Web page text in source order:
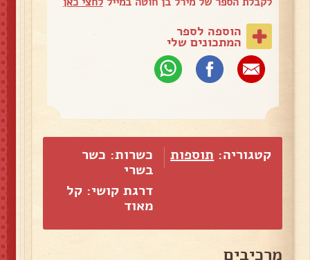
הוספה לספר
המתכונים שלי
קטגוריה: תוספות
כשרות: כשר
בשרי
דרגת קושי: קל
מאוד
מרכיבים